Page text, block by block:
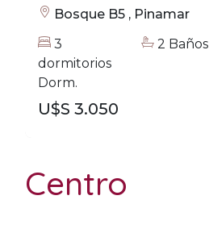
Bosque B5 , Pinamar
3
dormitorios
Dorm.
2 Baños
U$S 3.050
Centro